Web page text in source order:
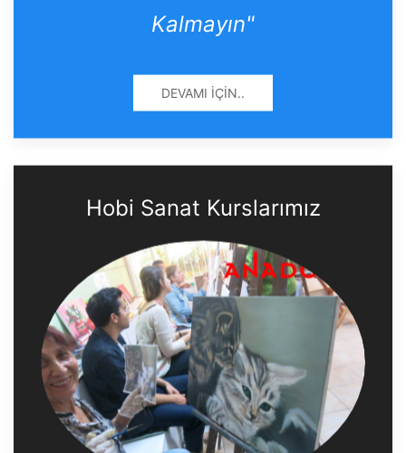
Kalmayın"
DEVAMI İÇIN..
Hobi Sanat Kurslarımız